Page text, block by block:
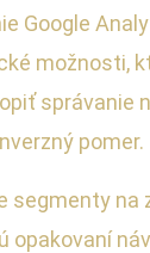
Google
možnosti,
správanie
pomer.
segmenty na
opakovaní